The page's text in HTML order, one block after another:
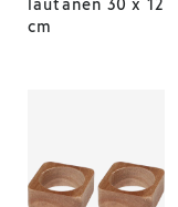
lautanen 30 x 12
cm